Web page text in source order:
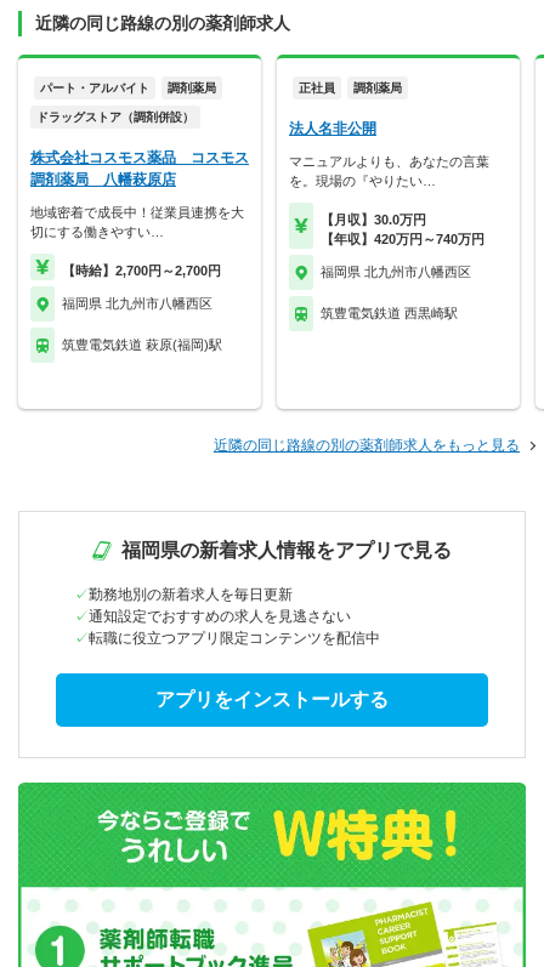
近隣の同じ路線の別の薬剤師求人
パート・アルバイト 調剤薬局
ドラッグストア（調剤併設）
株式会社コスモス薬品 コスモス
調剤薬局 八幡萩原店
地域密着で成長中！従業員連携を大
切にする働きやすい…
【時給】2,700円～2,700円
福岡県 北九州市八幡西区
筑豊電気鉄道 萩原(福岡)駅
正社員 調剤薬局
法人名非公開
マニュアルよりも、あなたの言葉
を。現場の『やりたい…
【月収】30.0万円
【年収】420万円～740万円
福岡県 北九州市八幡西区
筑豊電気鉄道 西黒崎駅
近隣の同じ路線の別の薬剤師求人をもっと見る
福岡県の新着求人情報をアプリで見る
勤務地別の新着求人を毎日更新
通知設定でおすすめの求人を見逃さない
転職に役立つアプリ限定コンテンツを配信中
アプリをインストールする